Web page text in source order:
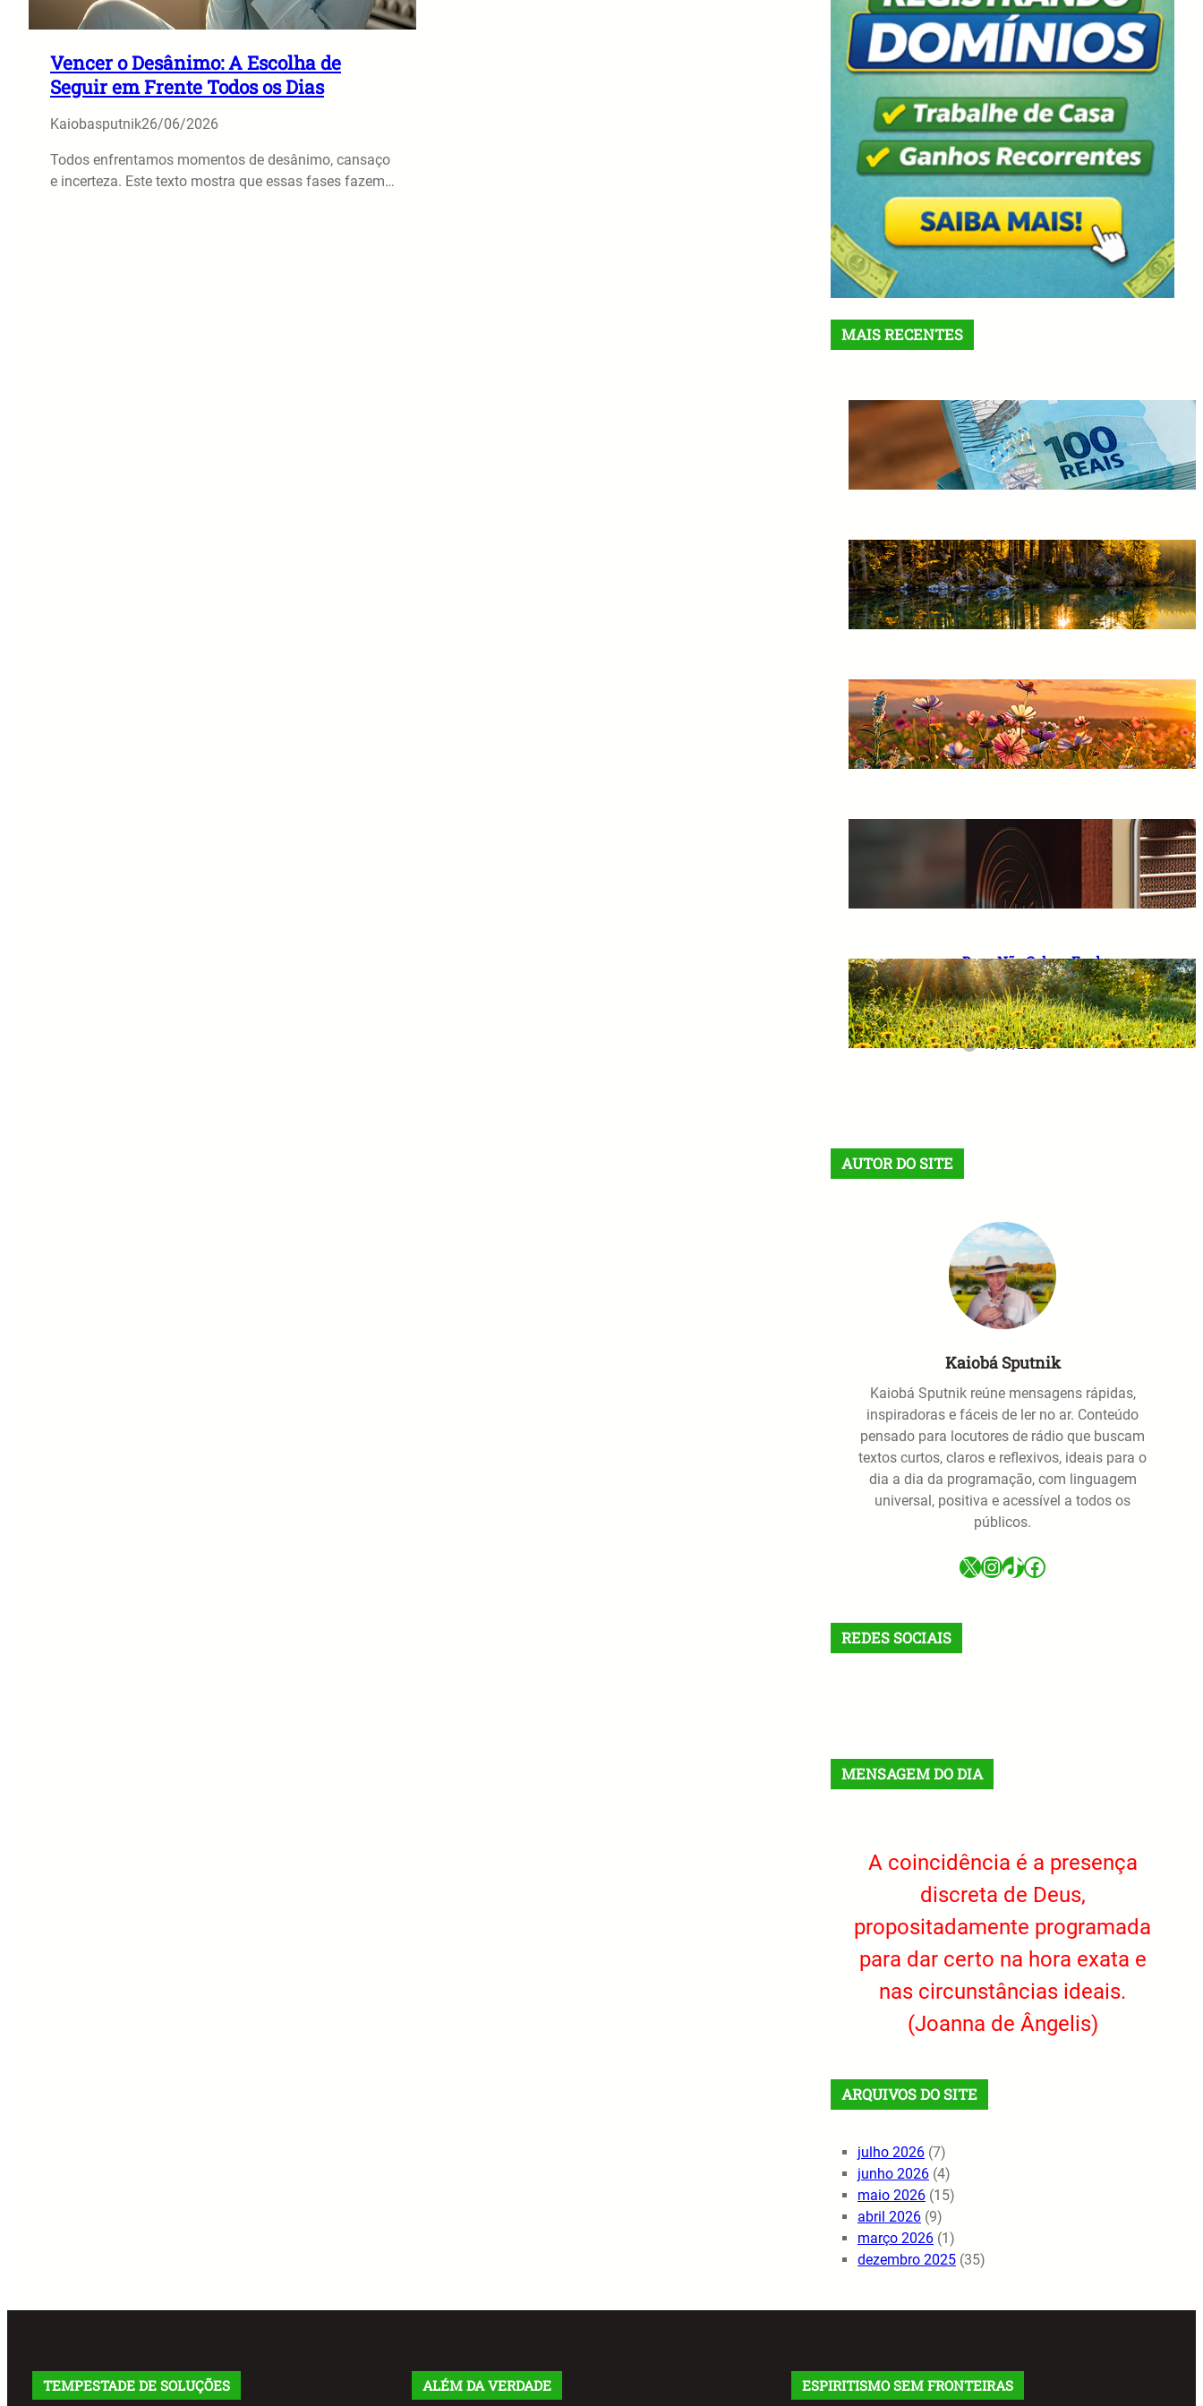
Vencer o Desânimo: A Escolha de
Seguir em Frente Todos os Dias
Kaiobasputnik26/06/2026
Todos enfrentamos momentos de desânimo, cansaço
e incerteza. Este texto mostra que essas fases fazem…
MAIS RECENTES
Calculadora de Lucro do FGTS
2026: Descubra Quanto Você
Vai Receber em Segundos
30/07/2026
A Missão dos Espíritas na
Sociedade: Esclarecer, Acolher
e Respeitar o Livre-Arbítrio
10/07/2026
Não Tenha Medo de Espíritos:
A Vida Continua Muito Além
da Matéria
10/07/2026
A Importância de Falar
Palavras Positivas e Acreditar
em um Futuro Melhor
10/07/2026
Deus Não Coloca Fardo
Pesado em Ombros Fracos: O
Verdadeiro Significado das
Provas da Vida
10/07/2026
AUTOR DO SITE
Kaiobá Sputnik
Kaiobá Sputnik reúne mensagens rápidas,
inspiradoras e fáceis de ler no ar. Conteúdo
pensado para locutores de rádio que buscam
textos curtos, claros e reflexivos, ideais para o
dia a dia da programação, com linguagem
universal, positiva e acessível a todos os
públicos.
X InstagramTikTok Facebook
REDES SOCIAIS
MENSAGEM DO DIA
A coincidência é a presença
discreta de Deus,
propositadamente programada
para dar certo na hora exata e
nas circunstâncias ideais.
(Joanna de Ângelis)
ARQUIVOS DO SITE
julho 2026 (7)
junho 2026 (4)
maio 2026 (15)
abril 2026 (9)
março 2026 (1)
dezembro 2025 (35)
TEMPESTADE DE SOLUÇÕES ALÉM DA VERDADE ESPIRITISMO SEM FRONTEIRAS